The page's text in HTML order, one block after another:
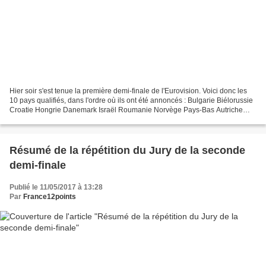
Hier soir s'est tenue la première demi-finale de l'Eurovision. Voici donc les
10 pays qualifiés, dans l'ordre où ils ont été annoncés : Bulgarie Biélorussie
Croatie Hongrie Danemark Israël Roumanie Norvège Pays-Bas Autriche
Résumé de la répétition du Jury de la seconde
demi-finale
Publié le 11/05/2017 à 13:28
Par France12points